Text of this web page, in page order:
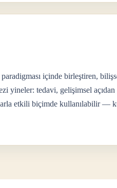
içinde birleştiren,
yineler: tedavi, gelişimsel
etkili biçimde kullanılabilir —